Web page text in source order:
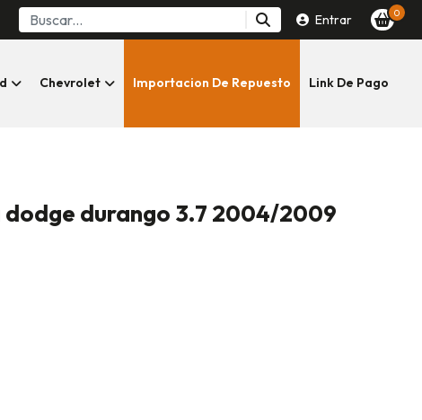
Entrar 0
Chevrolet Importacion De Repuesto Link De Pago
dodge durango 3.7 2004/2009